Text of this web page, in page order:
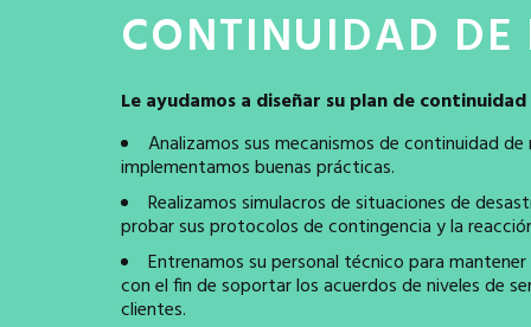
CONTINUIDAD DE
Le ayudamos a diseñar su plan de
Analizamos sus mecanismos de continuidad
implementamos buenas prácticas.
Realizamos simulacros de situaciones de
probar sus protocolos de contingencia y la
Entrenamos su personal técnico para
con el fin de soportar los acuerdos de niveles de
clientes.